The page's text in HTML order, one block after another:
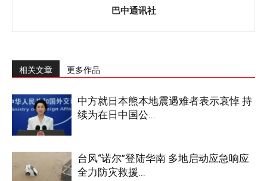
巴中通讯社
相关文章 更多作品
中方就日本熊本地震遇难者表示哀悼 持
续为在日中国公...
台风“诺尔”登陆华南 多地启动应急响应
全力防灾救援...